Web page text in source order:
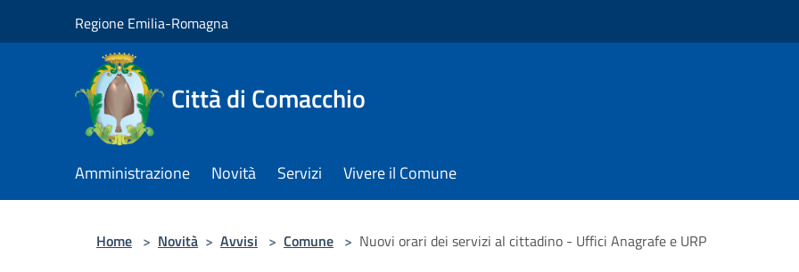
Regione Emilia-Romagna
Città di Comacchio
Amministrazione Novità Servizi Vivere il Comune
Home > Novità > Avvisi > Comune > Nuovi orari dei servizi al cittadino - Uffici Anagrafe e URP